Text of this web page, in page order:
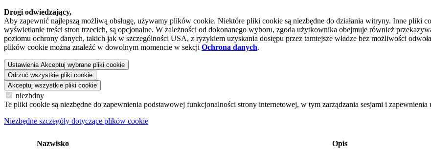
Drogi odwiedzający,
Aby zapewnić najlepszą możliwą obsługę, używamy plików cookie. Niektóre pliki cookie są niezbędne do działania witryny. Inne pliki
wyświetlanie treści stron trzecich, są opcjonalne. W zależności od dokonanego wyboru, zgoda użytkownika obejmuje również
poziomu ochrony danych, takich jak w szczególności USA, z ryzykiem uzyskania dostępu przez tamtejsze władze bez możliwości
plików cookie można znaleźć w dowolnym momencie w sekcji Ochrona danych.
Ustawienia Akceptuj wybrane pliki cookie
Odrzuć wszystkie pliki cookie
Akceptuj wszystkie pliki cookie
niezbdny
Te pliki cookie są niezbędne do zapewnienia podstawowej funkcjonalności strony internetowej, w tym zarządzania sesjami i
Niezbędne szczegóły dotyczące plików cookie
Nazwisko Opis